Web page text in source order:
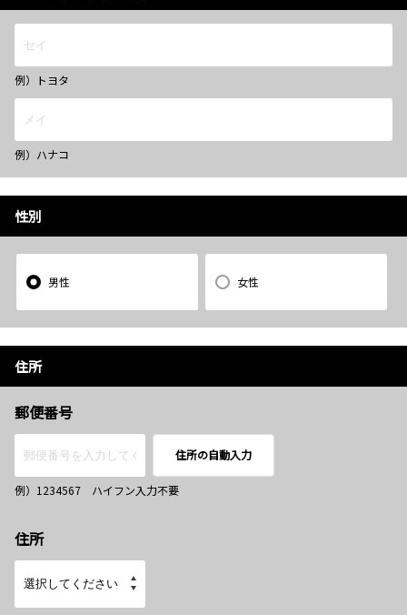
例）トヨタ
例）ハナコ
性別
男性 女性
住所
郵便番号
住所の自動入力
例）1234567 ハイフン入力不要
住所